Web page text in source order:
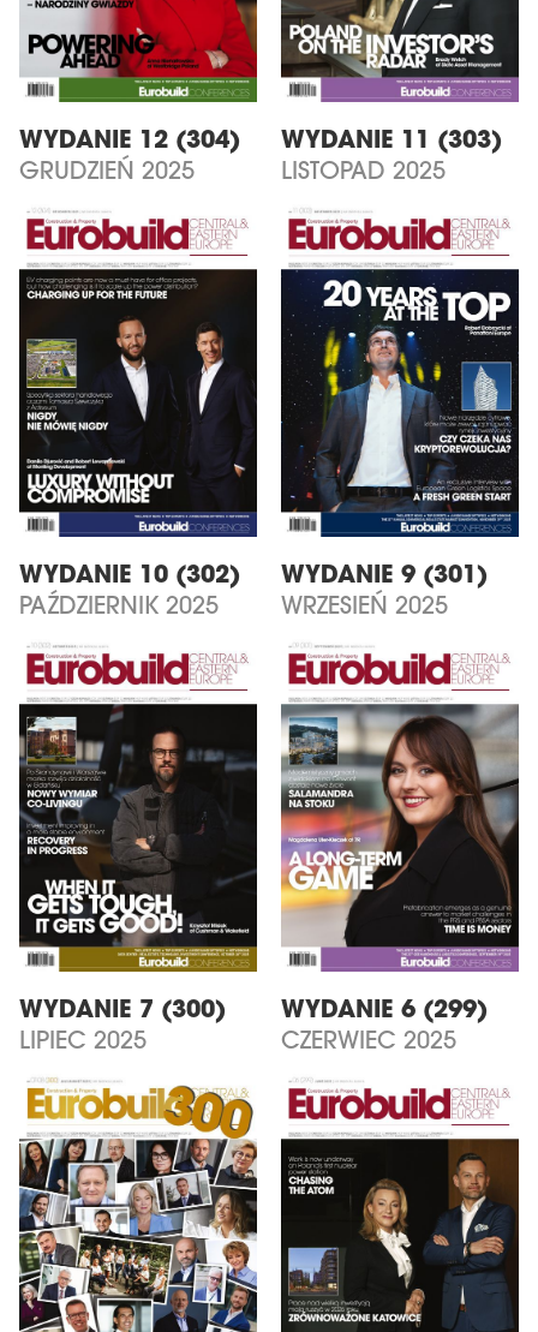
WYDANIE 12 (304)
GRUDZIEŃ 2025
WYDANIE 11 (303)
LISTOPAD 2025
WYDANIE 10 (302)
PAŹDZIERNIK 2025
WYDANIE 9 (301)
WRZESIEŃ 2025
WYDANIE 7 (300)
LIPIEC 2025
WYDANIE 6 (299)
CZERWIEC 2025